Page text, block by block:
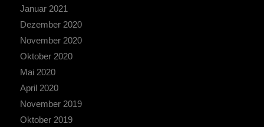
Januar 2021
Dezember 2020
November 2020
Oktober 2020
Mai 2020
April 2020
November 2019
Oktober 2019